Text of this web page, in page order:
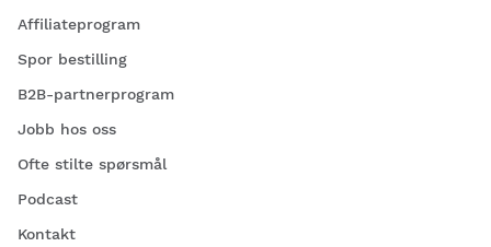
Affiliateprogram
Spor bestilling
B2B-partnerprogram
Jobb hos oss
Ofte stilte spørsmål
Podcast
Kontakt